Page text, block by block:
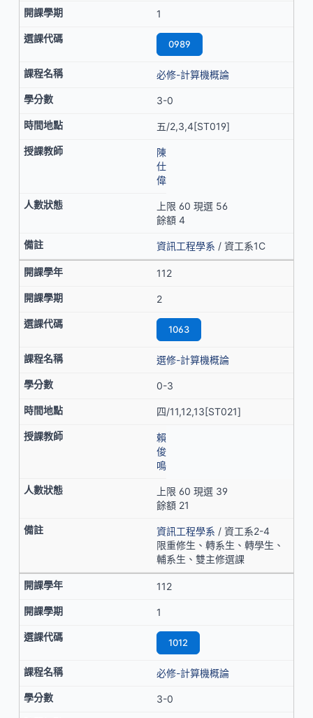
1
0989
必修-計算機概論
3-0
五/2,3,4[ST019]
陳
仕
偉
上限 60 現選 56
餘額 4
資訊工程學系 / 資工系1C
112
2
1063
選修-計算機概論
0-3
四/11,12,13[ST021]
賴
俊
鳴
上限 60 現選 39
餘額 21
資訊工程學系 / 資工系2-4
限重修生、轉系生、轉學生、
輔系生、雙主修選課
112
1
1012
必修-計算機概論
3-0